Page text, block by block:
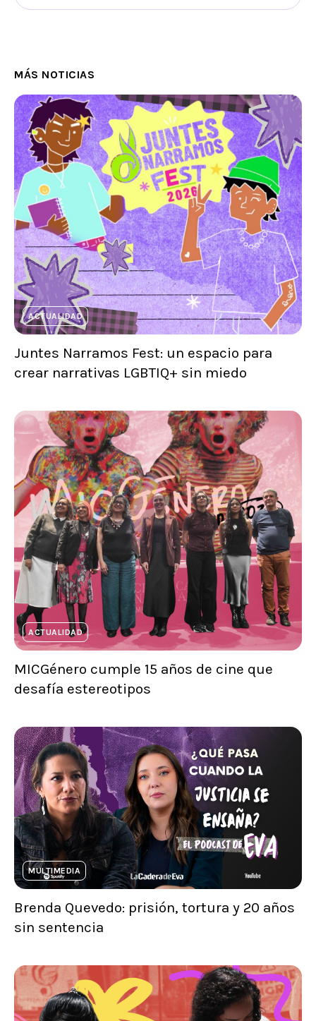
MÁS NOTICIAS
ACTUALIDAD
Juntes Narramos Fest: un espacio para
crear narrativas LGBTIQ+ sin miedo
ACTUALIDAD
MICGénero cumple 15 años de cine que
desafía estereotipos
MULTIMEDIA
Brenda Quevedo: prisión, tortura y 20 años
sin sentencia